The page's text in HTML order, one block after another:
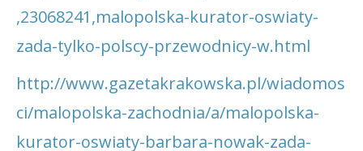
,23068241,malopolska-kurator-oswiaty-
zada-tylko-polscy-przewodnicy-w.html
http://www.gazetakrakowska.pl/wiadomos
ci/malopolska-zachodnia/a/malopolska-
kurator-oswiaty-barbara-nowak-zada-